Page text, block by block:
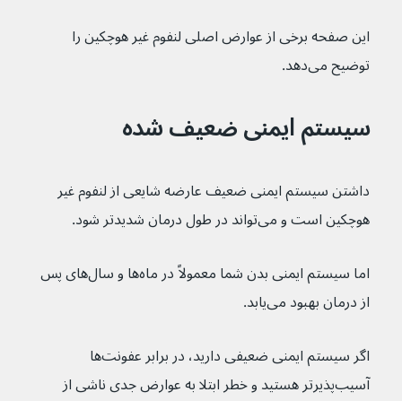
این صفحه برخی از عوارض اصلی لنفوم غیر هوچکین را
توضیح می‌دهد.
سیستم ایمنی ضعیف شده
داشتن سیستم ایمنی ضعیف عارضه شایعی از لنفوم غیر
هوچکین است و می‌تواند در طول درمان شدیدتر شود.
اما سیستم ایمنی بدن شما معمولاً در ماه‌ها و سال‌های پس
از درمان بهبود می‌یابد.
اگر سیستم ایمنی ضعیفی دارید، در برابر عفونت‌ها
آسیب‌پذیرتر هستید و خطر ابتلا به عوارض جدی ناشی از